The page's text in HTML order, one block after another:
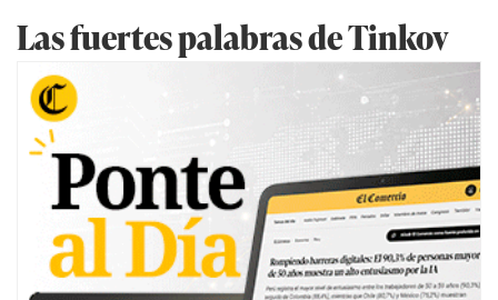
Las fuertes palabras de Tinkov